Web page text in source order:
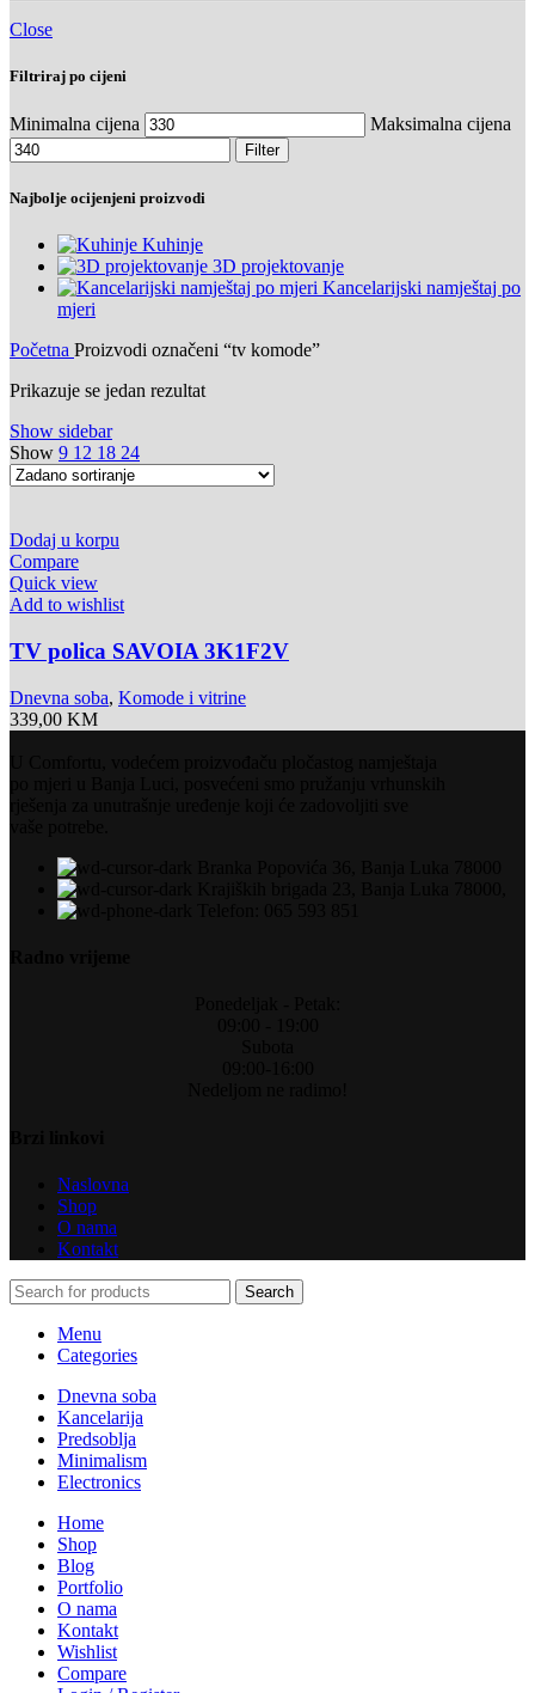
Close
Filtriraj po cijeni
Minimalna cijena Maksimalna cijena
Filter
Najbolje ocijenjeni proizvodi
Kuhinje
3D projektovanje
Kancelarijski namještaj po
mjeri
Početna Proizvodi označeni “tv komode”
Prikazuje se jedan rezultat
Show sidebar
Show 9 12 18 24
Dodaj u korpu
Compare
Quick view
Add to wishlist
TV polica SAVOIA 3K1F2V
Dnevna soba, Komode i vitrine
339,00 KM
Naslovna
Shop
O nama
Kontakt
Search
Menu
Categories
Dnevna soba
Kancelarija
Predsoblja
Minimalism
Electronics
Home
Shop
Blog
Portfolio
O nama
Kontakt
Wishlist
Compare